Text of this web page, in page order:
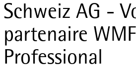
Schweiz AG -
partenaire WMF
Professional